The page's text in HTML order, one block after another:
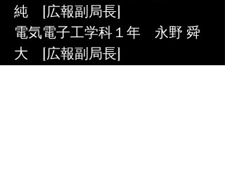
純　[広報副局長]
電気電子工学科１年　永野 舜
大　[広報副局長]